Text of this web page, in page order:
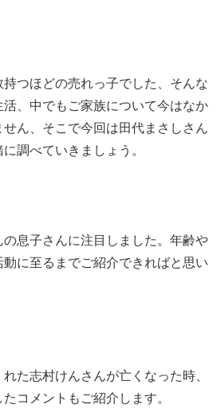
つほどの売れっ子でした、そんな
、中でもご家族について今はなか
ん、そこで今回は田代まさしさん
調べていきましょう。
息子さんに注目しました。年齢や
に至るまでご紹介できればと思い
た志村けんさんが亡くなった時、
コメントもご紹介します。